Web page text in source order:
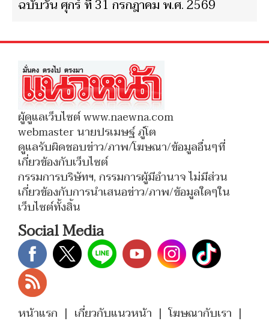
ฉบับวัน ศุกร์ ที่ 31 กรกฎาคม พ.ศ. 2569
ผู้ดูแลเว็บไซต์ www.naewna.com
webmaster นายปรเมษฐ์ ภู่โต
ดูแลรับผิดชอบข่าว/ภาพ/โฆษณา/ข้อมูลอื่นๆที่
เกี่ยวข้องกับเว็บไซต์
กรรมการบริษัทฯ, กรรมการผู้มีอำนาจ ไม่มีส่วน
เกี่ยวข้องกับการนำเสนอข่าว/ภาพ/ข้อมูลใดๆใน
เว็บไซต์ทั้งสิ้น
Social Media
หน้าแรก | เกี่ยวกับแนวหน้า | โฆษณากับเรา |